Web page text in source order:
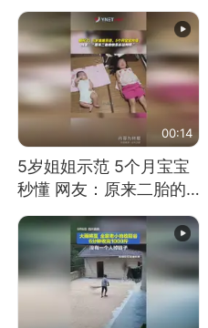
00:14
5岁姐姐示范 5个月宝宝
秒懂 网友：原来二胎的
快乐长这样